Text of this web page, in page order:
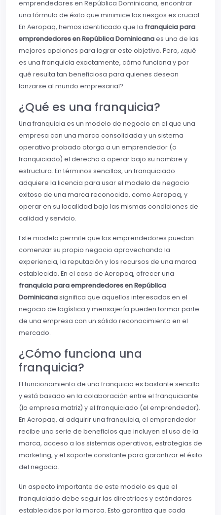
emprendedores en República Dominicana, encontrar
una fórmula de éxito que minimice los riesgos es crucial.
En Aeropaq, hemos identificado que la franquicia para
emprendedores en República Dominicanaes una de las
mejores opciones para lograr este objetivo. Pero, ¿qué
es una franquicia exactamente, cómo funciona y por
qué resulta tan beneficiosa para quienes desean
lanzarse al mundo empresarial?
¿Qué es una franquicia?
Una franquicia es un modelo de negocio en el que una
empresa con una marca consolidada y un sistema
operativo probado otorga a un emprendedor (o
franquiciado) el derecho a operar bajo su nombre y
estructura. En términos sencillos, un franquiciado
adquiere la licencia para usar el modelo de negocio
exitoso de una marca reconocida, como Aeropaq, y
operar en su localidad bajo las mismas condiciones de
calidad y servicio.
Este modelo permite que los emprendedores puedan
comenzar su propio negocio aprovechando la
experiencia, la reputación y los recursos de una marca
establecida. En el caso de Aeropaq, ofrecer una
franquicia para emprendedores en República
Dominicanasignifica que aquellos interesados en el
negocio de logística y mensajería pueden formar parte
de una empresa con un sólido reconocimiento en el
mercado.
¿Cómo funciona una
franquicia?
El funcionamiento de una franquicia es bastante sencillo
y está basado en la colaboración entre el franquiciante
(la empresa matriz) y el franquiciado (el emprendedor).
En Aeropaq, al adquirir una franquicia, el emprendedor
recibe una serie de beneficios que incluyen el uso de la
marca, acceso a los sistemas operativos, estrategias de
marketing, y el soporte constante para garantizar el éxito
del negocio.
Un aspecto importante de este modelo es que el
franquiciado debe seguir las directrices y estándares
establecidos por la marca. Esto garantiza que cada